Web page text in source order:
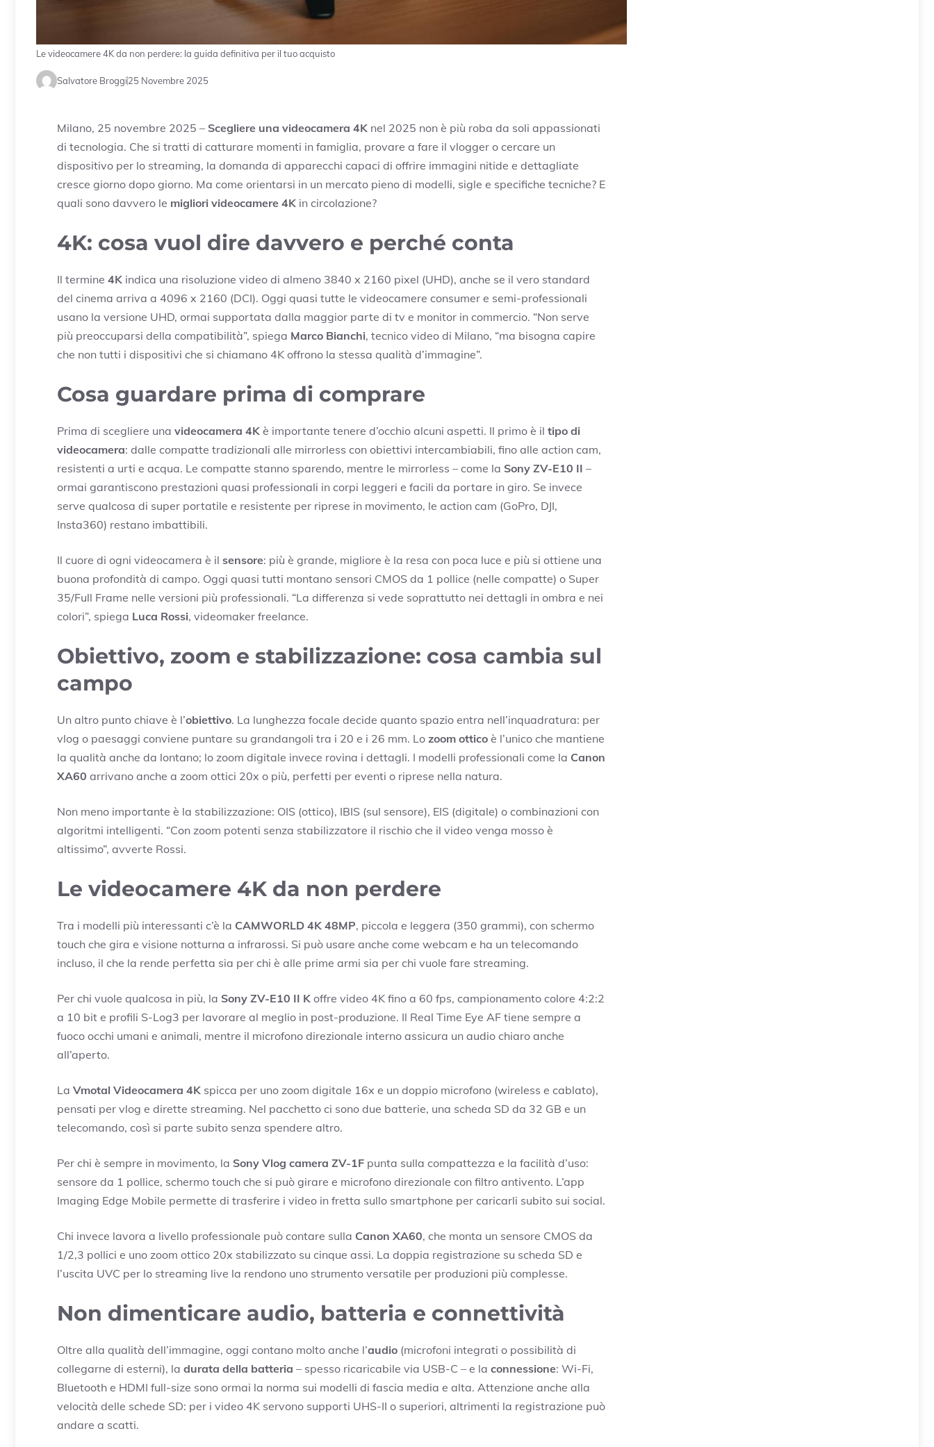
Le videocamere 4K da non perdere: la guida definitiva per il tuo acquisto
Salvatore Broggi25 Novembre 2025
Milano, 25 novembre 2025 – Scegliere una videocamera 4K nel 2025 non è più roba da soli appassionati
di tecnologia. Che si tratti di catturare momenti in famiglia, provare a fare il vlogger o cercare un
dispositivo per lo streaming, la domanda di apparecchi capaci di offrire immagini nitide e dettagliate
cresce giorno dopo giorno. Ma come orientarsi in un mercato pieno di modelli, sigle e specifiche tecniche? E
quali sono davvero le migliori videocamere 4K in circolazione?
4K: cosa vuol dire davvero e perché conta
Il termine 4K indica una risoluzione video di almeno 3840 x 2160 pixel (UHD), anche se il vero standard
del cinema arriva a 4096 x 2160 (DCI). Oggi quasi tutte le videocamere consumer e semi-professionali
usano la versione UHD, ormai supportata dalla maggior parte di tv e monitor in commercio. “Non serve
più preoccuparsi della compatibilità”, spiega Marco Bianchi, tecnico video di Milano, “ma bisogna capire
che non tutti i dispositivi che si chiamano 4K offrono la stessa qualità d’immagine”.
Cosa guardare prima di comprare
Prima di scegliere una videocamera 4K è importante tenere d’occhio alcuni aspetti. Il primo è il tipo di
videocamera: dalle compatte tradizionali alle mirrorless con obiettivi intercambiabili, fino alle action cam,
resistenti a urti e acqua. Le compatte stanno sparendo, mentre le mirrorless – come la Sony ZV-E10 II –
ormai garantiscono prestazioni quasi professionali in corpi leggeri e facili da portare in giro. Se invece
serve qualcosa di super portatile e resistente per riprese in movimento, le action cam (GoPro, DJI,
Insta360) restano imbattibili.
Il cuore di ogni videocamera è il sensore: più è grande, migliore è la resa con poca luce e più si ottiene una
buona profondità di campo. Oggi quasi tutti montano sensori CMOS da 1 pollice (nelle compatte) o Super
35/Full Frame nelle versioni più professionali. “La differenza si vede soprattutto nei dettagli in ombra e nei
colori”, spiega Luca Rossi, videomaker freelance.
Obiettivo, zoom e stabilizzazione: cosa cambia sul
campo
Un altro punto chiave è l’obiettivo. La lunghezza focale decide quanto spazio entra nell’inquadratura: per
vlog o paesaggi conviene puntare su grandangoli tra i 20 e i 26 mm. Lo zoom ottico è l’unico che mantiene
la qualità anche da lontano; lo zoom digitale invece rovina i dettagli. I modelli professionali come la Canon
XA60 arrivano anche a zoom ottici 20x o più, perfetti per eventi o riprese nella natura.
Non meno importante è la stabilizzazione: OIS (ottico), IBIS (sul sensore), EIS (digitale) o combinazioni con
algoritmi intelligenti. “Con zoom potenti senza stabilizzatore il rischio che il video venga mosso è
altissimo”, avverte Rossi.
Le videocamere 4K da non perdere
Tra i modelli più interessanti c’è la CAMWORLD 4K 48MP, piccola e leggera (350 grammi), con schermo
touch che gira e visione notturna a infrarossi. Si può usare anche come webcam e ha un telecomando
incluso, il che la rende perfetta sia per chi è alle prime armi sia per chi vuole fare streaming.
Per chi vuole qualcosa in più, la Sony ZV-E10 II K offre video 4K fino a 60 fps, campionamento colore 4:2:2
a 10 bit e profili S-Log3 per lavorare al meglio in post-produzione. Il Real Time Eye AF tiene sempre a
fuoco occhi umani e animali, mentre il microfono direzionale interno assicura un audio chiaro anche
all’aperto.
La Vmotal Videocamera 4K spicca per uno zoom digitale 16x e un doppio microfono (wireless e cablato),
pensati per vlog e dirette streaming. Nel pacchetto ci sono due batterie, una scheda SD da 32 GB e un
telecomando, così si parte subito senza spendere altro.
Per chi è sempre in movimento, la Sony Vlog camera ZV-1F punta sulla compattezza e la facilità d’uso:
sensore da 1 pollice, schermo touch che si può girare e microfono direzionale con filtro antivento. L’app
Imaging Edge Mobile permette di trasferire i video in fretta sullo smartphone per caricarli subito sui social.
Chi invece lavora a livello professionale può contare sulla Canon XA60, che monta un sensore CMOS da
1/2,3 pollici e uno zoom ottico 20x stabilizzato su cinque assi. La doppia registrazione su scheda SD e
l’uscita UVC per lo streaming live la rendono uno strumento versatile per produzioni più complesse.
Non dimenticare audio, batteria e connettività
Oltre alla qualità dell’immagine, oggi contano molto anche l’audio (microfoni integrati o possibilità di
collegarne di esterni), la durata della batteria – spesso ricaricabile via USB-C – e la connessione: Wi-Fi,
Bluetooth e HDMI full-size sono ormai la norma sui modelli di fascia media e alta. Attenzione anche alla
velocità delle schede SD: per i video 4K servono supporti UHS-II o superiori, altrimenti la registrazione può
andare a scatti.